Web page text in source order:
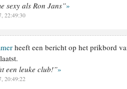
sexy als Ron Jans”»
22:49:30
heeft een bericht op het prikbord
een leuke club!”»
20:49:22